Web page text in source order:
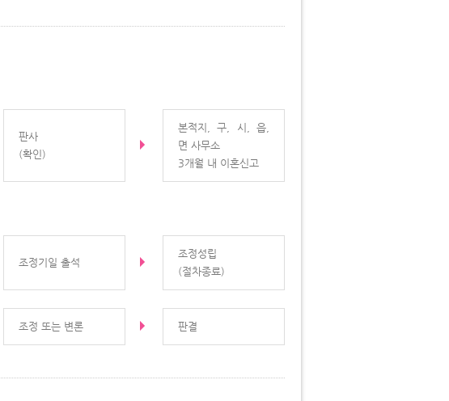
판사
(확인)
본적지, 구, 시, 읍,
면 사무소
3개월 내 이혼신고
조정기일 출석
조정성립
(절차종료)
조정 또는 변론 판결